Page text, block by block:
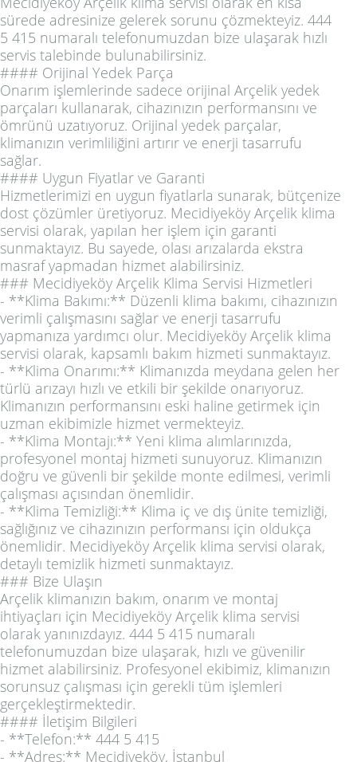
sürede adresinize gelerek sorunu çözmekteyiz. 444
5 415 numaralı telefonumuzdan bize ulaşarak hızlı
servis talebinde bulunabilirsiniz.
#### Orijinal Yedek Parça
Onarım işlemlerinde sadece orijinal Arçelik yedek
parçaları kullanarak, cihazınızın performansını ve
ömrünü uzatıyoruz. Orijinal yedek parçalar,
klimanızın verimliliğini artırır ve enerji tasarrufu
sağlar.
#### Uygun Fiyatlar ve Garanti
Hizmetlerimizi en uygun fiyatlarla sunarak, bütçenize
dost çözümler üretiyoruz. Mecidiyeköy Arçelik klima
servisi olarak, yapılan her işlem için garanti
sunmaktayız. Bu sayede, olası arızalarda ekstra
masraf yapmadan hizmet alabilirsiniz.
### Mecidiyeköy Arçelik Klima Servisi Hizmetleri
- **Klima Bakımı:** Düzenli klima bakımı, cihazınızın
verimli çalışmasını sağlar ve enerji tasarrufu
yapmanıza yardımcı olur. Mecidiyeköy Arçelik klima
servisi olarak, kapsamlı bakım hizmeti sunmaktayız.
- **Klima Onarımı:** Klimanızda meydana gelen her
türlü arızayı hızlı ve etkili bir şekilde onarıyoruz.
Klimanızın performansını eski haline getirmek için
uzman ekibimizle hizmet vermekteyiz.
- **Klima Montajı:** Yeni klima alımlarınızda,
profesyonel montaj hizmeti sunuyoruz. Klimanızın
doğru ve güvenli bir şekilde monte edilmesi, verimli
çalışması açısından önemlidir.
- **Klima Temizliği:** Klima iç ve dış ünite temizliği,
sağlığınız ve cihazınızın performansı için oldukça
önemlidir. Mecidiyeköy Arçelik klima servisi olarak,
detaylı temizlik hizmeti sunmaktayız.
### Bize Ulaşın
Arçelik klimanızın bakım, onarım ve montaj
ihtiyaçları için Mecidiyeköy Arçelik klima servisi
olarak yanınızdayız. 444 5 415 numaralı
telefonumuzdan bize ulaşarak, hızlı ve güvenilir
hizmet alabilirsiniz. Profesyonel ekibimiz, klimanızın
sorunsuz çalışması için gerekli tüm işlemleri
gerçekleştirmektedir.
#### İletişim Bilgileri
- **Telefon:** 444 5 415
- **Adres:** Mecidiyeköy, İstanbul